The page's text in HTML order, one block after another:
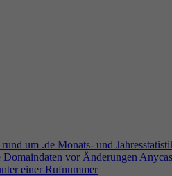
um .de Monats- und
Domaindaten vor Änderungen
einer Rufnummer